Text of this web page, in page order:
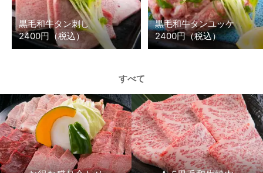
黒毛和牛タン刺し
2400円（税込）
黒毛和牛タンユッケ
2400円（税込）
すべて